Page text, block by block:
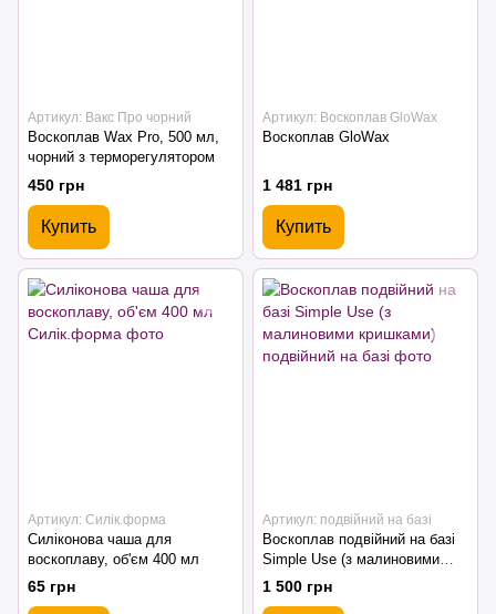
Артикул: Вакс Про чорний
Воскоплав Wax Pro, 500 мл,
чорний з терморегулятором
450 грн
Купить
Артикул: Воскоплав GloWax
Воскоплав GloWax
1 481 грн
Купить
Артикул: Силік.форма
Силіконова чаша для
воскоплаву, об'єм 400 мл
65 грн
Артикул: подвійний на базі
Воскоплав подвійний на базі
Simple Use (з малиновими
кришками)
1 500 грн